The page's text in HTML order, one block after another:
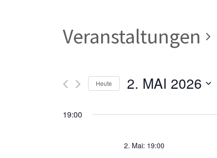
Veranstaltungen
Heute 2. MAI 2026
wählen.
19:00
2. Mai: 19:00